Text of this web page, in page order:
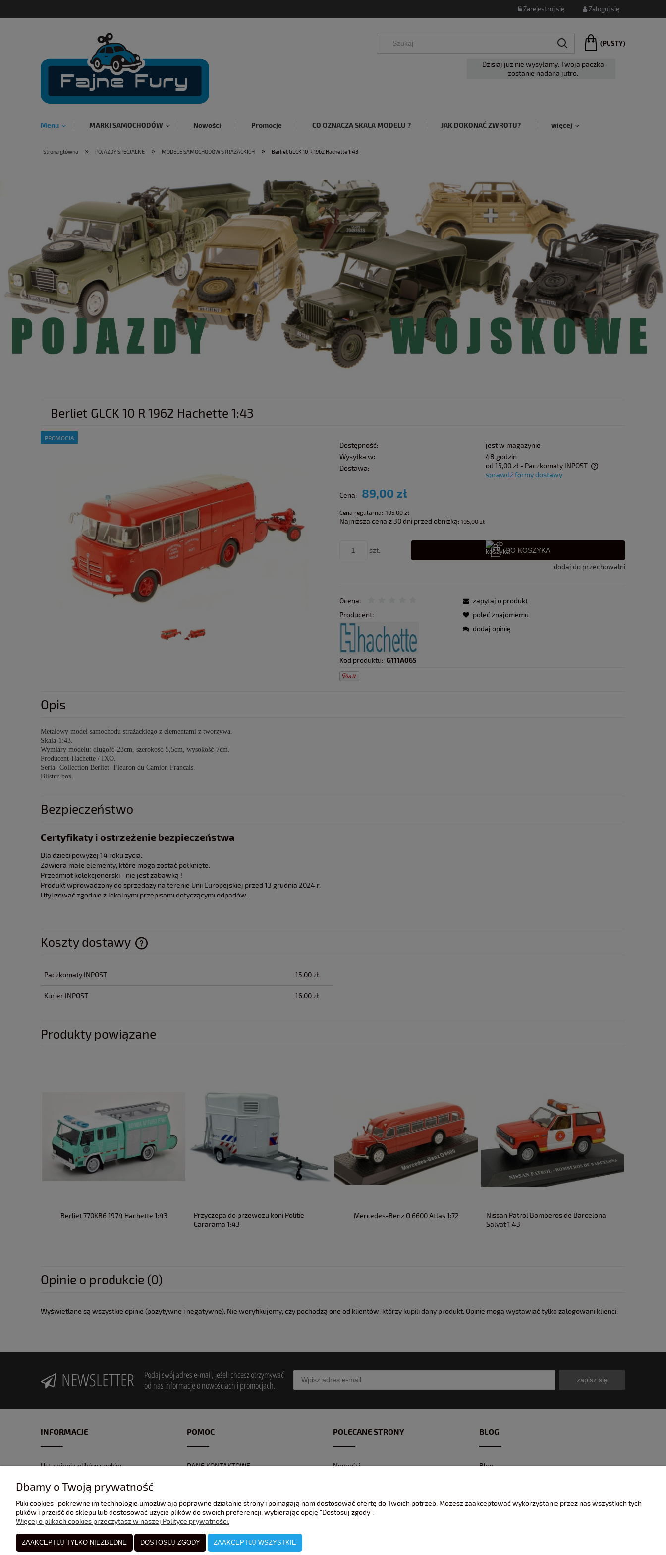
Zarejestruj się Zaloguj się
(PUSTY)
Dzisiaj już nie wysyłamy. Twoja paczka
zostanie nadana jutro.
Menu MARKI SAMOCHODÓW Nowości Promocje CO OZNACZA SKALA MODELU ? JAK DOKONAĆ ZWROTU? więcej
Strona główna » POJAZDY SPECJALNE » MODELE SAMOCHODÓW STRAŻACKICH » Berliet GLCK 10 R 1962 Hachette 1:43
Berliet GLCK 10 R 1962 Hachette 1:43
PROMOCJA
Dostępność:
jest w magazynie
Wysyłka w:
48 godzin
Dostawa:
od 15,00 zł - Paczkomaty INPOST
sprawdź formy dostawy
Cena: 89,00 zł
Cena regularna: 105,00 zł
Najniższa cena z 30 dni przed obniżką:105,00 zł
szt. DO KOSZYKA
dodaj do przechowalni
Ocena:
Producent:
Kod produktu: G111A065
zapytaj o produkt
poleć znajomemu
dodaj opinię
Opis
Metalowy model samochodu strażackiego z elementami z tworzywa.
Skala-1:43.
Wymiary modelu: długość-23cm, szerokość-5,5cm, wysokość-7cm.
Producent-Hachette / IXO.
Seria- Collection Berliet- Fleuron du Camion Francais.
Blister-box.
Bezpieczeństwo
Certyfikaty i ostrzeżenie bezpieczeństwa
Dla dzieci powyżej 14 roku życia.
Zawiera małe elementy, które mogą zostać połknięte.
Przedmiot kolekcjonerski - nie jest zabawką !
Produkt wprowadzony do sprzedaży na terenie Unii Europejskiej przed 13 grudnia 2024 r.
Utylizować zgodnie z lokalnymi przepisami dotyczącymi odpadów.
Koszty dostawy
Paczkomaty INPOST 15,00 zł
Kurier INPOST 16,00 zł
Produkty powiązane
Berliet 770KB6 1974 Hachette 1:43
Przyczepa do przewozu koni Politie
Cararama 1:43
Mercedes-Benz O 6600 Atlas 1:72
Nissan Patrol Bomberos de Barcelona
Salvat 1:43
Opinie o produkcie (0)
Wyświetlane są wszystkie opinie (pozytywne i negatywne). Nie weryfikujemy, czy pochodzą one od klientów, którzy kupili dany produkt. Opinie mogą wystawiać tylko zalogowani klienci.
NEWSLETTER
Podaj swój adres e-mail, jeżeli chcesz otrzymywać
od nas informacje o nowościach i promocjach.
zapisz się
INFORMACJE
Ustawienia plików cookies
REGULAMIN
GPSR
POMOC
DANE KONTAKTOWE
ZWROTY I REKLAMACJE
POLECANE STRONY
Nowości
BLOG
Blog
ENCYKLOPEDIA KOLEKCJONERA
Dbamy o Twoją prywatność
Pliki cookies i pokrewne im technologie umożliwiają poprawne działanie strony i pomagają nam dostosować ofertę do Twoich potrzeb. Możesz zaakceptować wykorzystanie przez nas wszystkich tych
plików i przejść do sklepu lub dostosować użycie plików do swoich preferencji, wybierając opcję "Dostosuj zgody".
Więcej o plikach cookies przeczytasz w naszej Polityce prywatności.
ZAAKCEPTUJ TYLKO NIEZBĘDNE DOSTOSUJ ZGODY ZAAKCEPTUJ WSZYSTKIE